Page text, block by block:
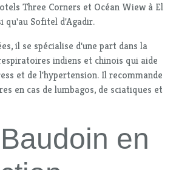
Three Corners et Océan Wiew à El
qu'au Sofitel d'Agadir.
il se spécialise d'une part dans la
indiens et chinois qui aide
et de l'hypertension. Il recommande
en cas de lumbagos, de sciatiques et
en